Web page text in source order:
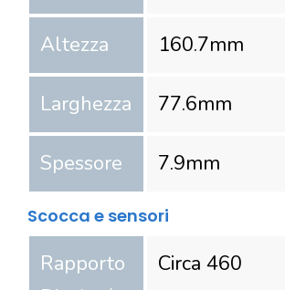
Altezza 160.7mm
Larghezza 77.6mm
Spessore 7.9mm
Scocca e sensori
Rapporto
Circa 460